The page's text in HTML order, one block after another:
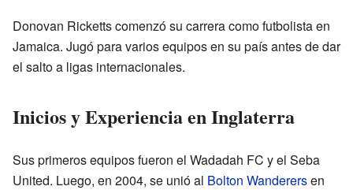
Donovan Ricketts comenzó su carrera como futbolista en
Jamaica. Jugó para varios equipos en su país antes de dar
el salto a ligas internacionales.
Inicios y Experiencia en Inglaterra
Sus primeros equipos fueron el Wadadah FC y el Seba
United. Luego, en 2004, se unió al Bolton Wanderersen